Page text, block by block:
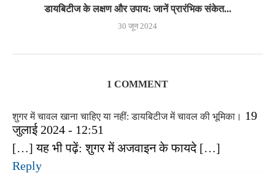
डायबिटीज के लक्षण और उपाय: जानें प्रारंभिक संकेत...
30 जून 2024
1 COMMENT
शुगर में चावल खाना चाहिए या नहीं: डायबिटीज में चावल की भूमिका। 19
जुलाई 2024 - 12:51
[…] यह भी पढ़ें: शुगर में अजवाइन के फायदे […]
Reply